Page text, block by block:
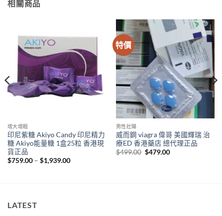
相關商品
增大增粗
印尼紫糖 Akiyo Candy 印尼精力
糖 Akiyo能量糖 1盒25粒 香港現
貨正品
$759.00 – $1,939.00Price
特價
男性壯陽
威而鋼 viagra 偉哥 美國輝瑞 治
療ED 香港藥店 總代理正品
$499.00 Original
$479.00Current
LATEST